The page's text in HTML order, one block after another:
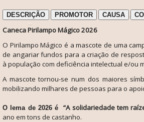
DESCRIÇÃO PROMOTOR CAUSA
Caneca Pirilampo Mágico 2026
O Pirilampo Mágico é a mascote de uma
de angariar fundos para a criação de
à população com deficiência intelectual e/ou
A mascote tornou-se num dos maiores
mobilizando milhares de pessoas para o
O lema de 2026 é “A solidariedade tem
ano em tons de castanho.